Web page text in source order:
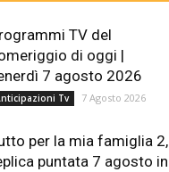
TV del
di oggi |
7 agosto 2026
Tv 7 Agosto 2026
per la mia famiglia 2,
puntata 7 agosto in